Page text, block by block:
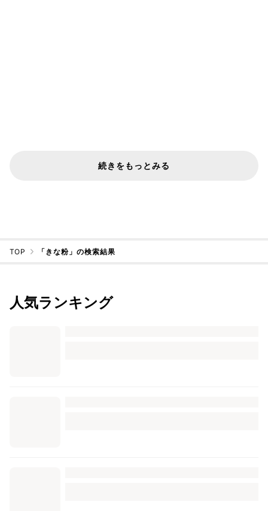
続きをもっとみる
TOP 「きな粉」の検索結果
人気ランキング